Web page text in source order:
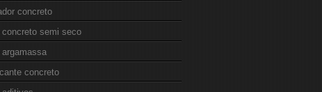
concreto
semi seco
concreto